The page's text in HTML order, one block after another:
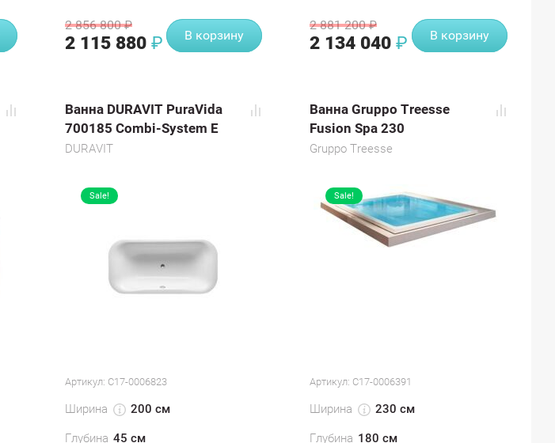
2 856 800 ₽
2 115 880 ₽ В корзину
2 881 200 ₽
2 134 040 ₽ В корзину
Ванна DURAVIT PuraVida
700185 Combi-System E
DURAVIT
Sale!
Артикул: С17-0006823
Ширина 200 см
Глубина 45 см
Ванна Gruppo Treesse
Fusion Spa 230
Gruppo Treesse
Sale!
Артикул: С17-0006391
Ширина 230 см
Глубина 180 см